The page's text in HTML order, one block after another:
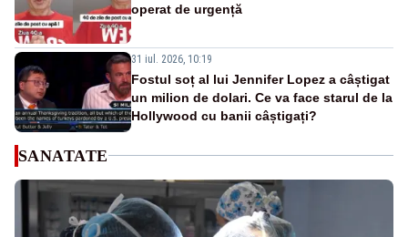
operat de urgență
31 iul. 2026, 10:19
Fostul soț al lui Jennifer Lopez a câștigat
un milion de dolari. Ce va face starul de la
Hollywood cu banii câștigați?
SANATATE